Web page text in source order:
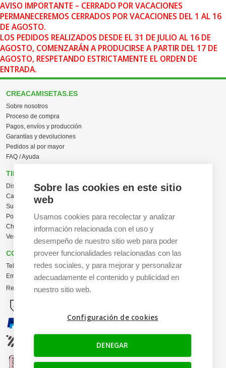
Sobre las cookies en este sitio
web
Usamos cookies para recolectar y analizar
información relacionada con el uso y
desempeño de nuestro sitio web para poder
proveer funcionalidades relacionadas con las
redes sociales, y para mejorar y personalizar
adecuadamente el contenido y publicidad en
nuestro sitio web.
Configuración de cookies
DENEGAR
AVISO IMPORTANTE – CERRADO POR VACACIONES
PERMANECEREMOS CERRADOS POR VACACIONES DEL 1 AL 16
DE AGOSTO.
LOS PEDIDOS REALIZADOS DESDE EL 31 DE JULIO AL 16 DE
AGOSTO, COMENZARÁN A PRODUCIRSE A PARTIR DEL 17 DE
AGOSTO, RESPETANDO ESTRICTAMENTE EL ORDEN DE
ENTRADA.
CREACAMISETAS.ES
Sobre nosotros
Proceso de compra
Pagos, envíos y producción
Garantías y devoluciones
Pedidos al por mayor
FAQ / Ayuda
TIENDA ONLINE
Diseña en línea ahora
Camisetas personalizadas
Sudaderas personalizadas
Polos personalizados
Chaquetas Softshell
Ver todas las categorías
CONTACTO
Tel:
+34 665 617 305
Email:
info@creacamisetas.es
Registro y cupones descuento